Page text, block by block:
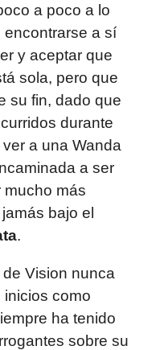
a poco a lo
encontrarse a sí
y aceptar que
sola, pero que
su fin, dado que
durante
a una Wanda
a ser
mucho más
bajo el
.
Vision nunca
inicios como
ha tenido
sobre su